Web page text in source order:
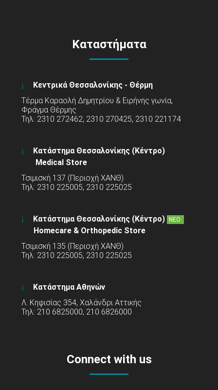
Καταστήματα
Κεντρικά Θεσσαλονίκης - Θέρμη
Τέρμα Καραολή Δημητρίου & Ειρήνης γωνία,
Φράγμα Θέρμης
Τηλ: 2310 272462, 2310 270425, 2310 221174
Κατάστημα Θεσσαλονίκης (Κέντρο)
Medical Store
Τσιμισκή 137 (Περιοχή ΧΑΝΘ)
Τηλ: 2310 225005, 2310 225025
Κατάστημα Θεσσαλονίκης (Κέντρο) ΝΕΟ
Homecare & Orthopedic Store
Τσιμισκή 135 (Περιοχή ΧΑΝΘ)
Τηλ: 2310 225005, 2310 225025
Κατάστημα Αθηνών
Λ. Κηφισίας 354, Χαλάνδρι Αττικής
Τηλ: 210 6825000, 210 6826000
Connect with us